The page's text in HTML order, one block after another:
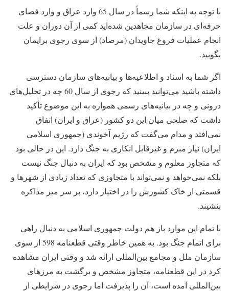
با توجه به اینکه شما رسماً در سال 65 وارد عراق و وارد فضای
حرفه‌ای در سازمان مجاهدین شده‌اید کمی از آن دوران و علت
انجام عملیات فروغ جاویدان (مرصاد) از سوی رجوی برایمان
بگویید.
اگر شما به اسناد و اطلاعیه‌ها و بیانیه‌های سازمان دسترسی
داشته باشید می‌توانید ببینید که رجوی از سال 60 چه در تحلیل‌های
درونی و چه در بیانیه‌های رسمی همواره به این موضوع تأکید
داشت که صلحی میان این دو کشور (عراق و ایران) اتفاق
نمی‌افتد و مدام می‌گفت که رژیم آخوندی (جمهوری اسلامی
ایران) نیاز مبرم و غیرقابل انکاری به جنگ دارد. این در حالی بود
که متجاوز معلوم و مشخص بود که ایران به دنبال جنگ نیست
بلکه نمی‌خواهد و نمی‌تواند با متجاوزی که تعداد زیادی از شهرها و
قسمتی از خاک کشورش را در اختیار دارد، بر سر میز مذاکره
بنشیند.
با تمام این موارد باز هم دولت جمهوری اسلامی به دنبال راهی
برای اتمام جنگ بود. به همین خاطر وقتی قطعنامه 598 از سوی
سازمان ملل و مجامع بین‌المللی ارائه شد و وقتی ایران مشاهده
کرد در این قطعنامه، متجاوز مشخص و برگشت به مرزهای
بین‌المللی آمده است، آن را پذیرفت اما رجوی در شرایطی از